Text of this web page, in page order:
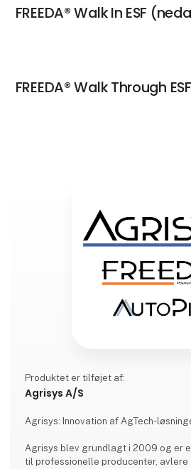
FREEDA® Walk In ESF
FREEDA® Walk Through
Produktet er tilføjet af:
Agrisys A/S
Agrisys: Innovation af AgTech-
Agrisys blev grundlagt i 2009 og er
til professionelle producenter,